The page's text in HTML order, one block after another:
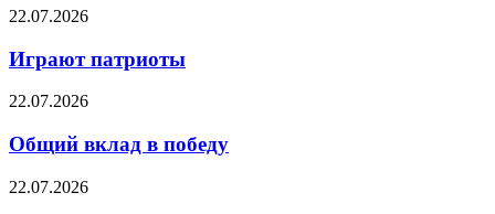
22.07.2026
Играют патриоты
22.07.2026
Общий вклад в победу
22.07.2026